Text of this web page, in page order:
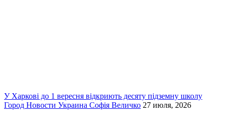
У Харкові до 1 вересня відкриють десяту підземну школу
Город Новости Украина Софія Величко 27 июля, 2026